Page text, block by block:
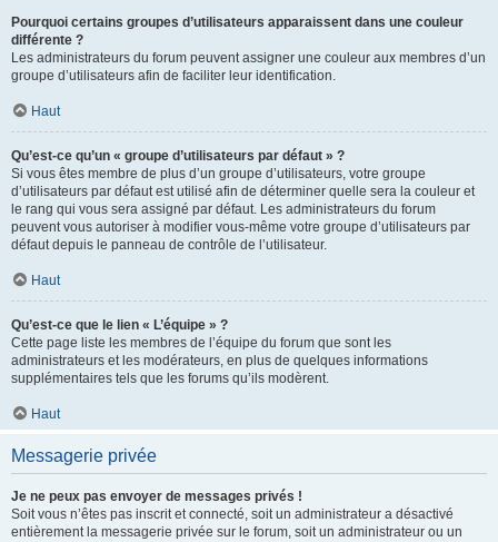
Pourquoi certains groupes d’utilisateurs apparaissent dans une couleur
différente ?
Les administrateurs du forum peuvent assigner une couleur aux membres d’un
groupe d’utilisateurs afin de faciliter leur identification.
Haut
Qu’est-ce qu’un « groupe d’utilisateurs par défaut » ?
Si vous êtes membre de plus d’un groupe d’utilisateurs, votre groupe
d’utilisateurs par défaut est utilisé afin de déterminer quelle sera la couleur et
le rang qui vous sera assigné par défaut. Les administrateurs du forum
peuvent vous autoriser à modifier vous-même votre groupe d’utilisateurs par
défaut depuis le panneau de contrôle de l’utilisateur.
Haut
Qu’est-ce que le lien « L’équipe » ?
Cette page liste les membres de l’équipe du forum que sont les
administrateurs et les modérateurs, en plus de quelques informations
supplémentaires tels que les forums qu’ils modèrent.
Haut
Messagerie privée
Je ne peux pas envoyer de messages privés !
Soit vous n’êtes pas inscrit et connecté, soit un administrateur a désactivé
entièrement la messagerie privée sur le forum, soit un administrateur ou un